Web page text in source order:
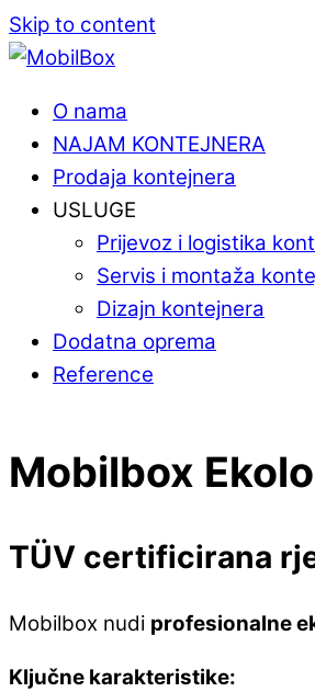
Skip to content
O nama
NAJAM KONTEJNERA
Prodaja kontejnera
USLUGE
Prijevoz i logistika
Servis i montaža
Dizajn kontejnera
Dodatna oprema
Reference
Mobilbox
TÜV certificirana
Mobilbox nudi profesionalne
Ključne karakteristike: